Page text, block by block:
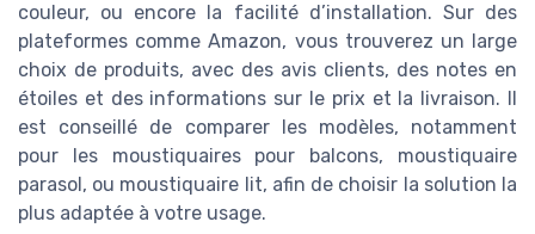
couleur, ou encore la facilité d’installation. Sur des
plateformes comme Amazon, vous trouverez un large
choix de produits, avec des avis clients, des notes en
étoiles et des informations sur le prix et la livraison. Il
est conseillé de comparer les modèles, notamment
pour les moustiquaires pour balcons, moustiquaire
parasol, ou moustiquaire lit, afin de choisir la solution la
plus adaptée à votre usage.